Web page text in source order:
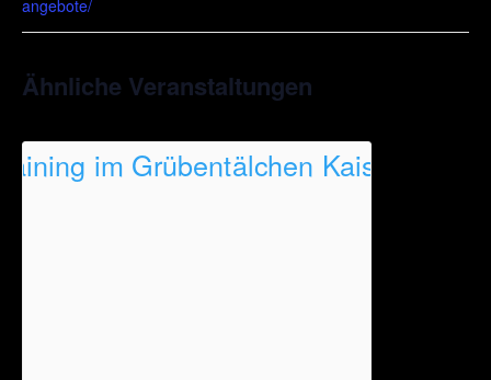
angebote/
Ähnliche Veranstaltungen